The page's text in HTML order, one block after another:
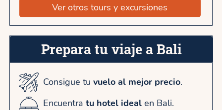
Ver otros tours y excursiones
Prepara tu viaje a Bali
Consigue tu vuelo al mejor precio.
Encuentra tu hotel ideal en Bali.